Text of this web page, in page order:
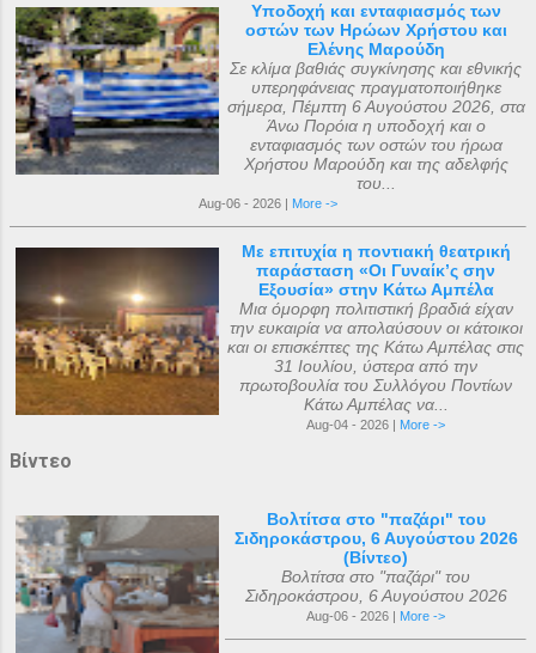
Υποδοχή και ενταφιασμός των
οστών των Ηρώων Χρήστου και
Ελένης Μαρούδη
Σε κλίμα βαθιάς συγκίνησης και εθνικής
υπερηφάνειας πραγματοποιήθηκε
σήμερα, Πέμπτη 6 Αυγούστου 2026, στα
Άνω Πορόια η υποδοχή και ο
ενταφιασμός των οστών του ήρωα
Χρήστου Μαρούδη και της αδελφής
του...
Aug-06 - 2026 | More ->
Με επιτυχία η ποντιακή θεατρική
παράσταση «Οι Γυναίκ’ς σην
Εξουσία» στην Κάτω Αμπέλα
Μια όμορφη πολιτιστική βραδιά είχαν
την ευκαιρία να απολαύσουν οι κάτοικοι
και οι επισκέπτες της Κάτω Αμπέλας στις
31 Ιουλίου, ύστερα από την
πρωτοβουλία του Συλλόγου Ποντίων
Κάτω Αμπέλας να...
Aug-04 - 2026 | More ->
Βίντεο
Βολτίτσα στο "παζάρι" του
Σιδηροκάστρου, 6 Αυγούστου 2026
(Βίντεο)
Βολτίτσα στο "παζάρι" του
Σιδηροκάστρου, 6 Αυγούστου 2026
Aug-06 - 2026 | More ->